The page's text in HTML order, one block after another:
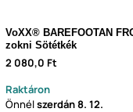
VoXX® BAREFOOTAN
zokni Sötétkék
2 080,0 Ft
Raktáron
Önnélszerdán8. 12.